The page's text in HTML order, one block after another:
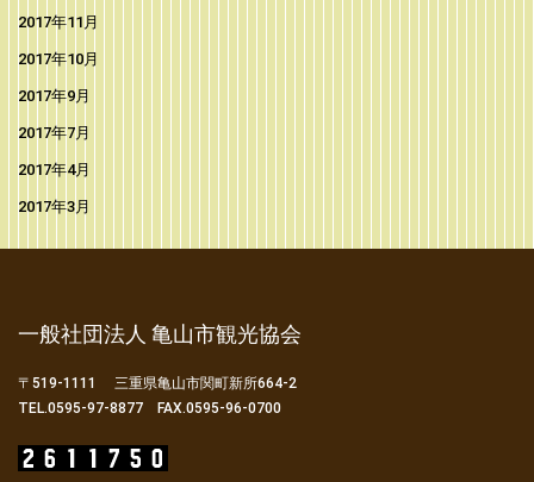
2017年11月
2017年10月
2017年9月
2017年7月
2017年4月
2017年3月
一般社団法人 亀山市観光協会
〒519-1111 三重県亀山市関町新所664-2
TEL.0595-97-8877 FAX.0595-96-0700